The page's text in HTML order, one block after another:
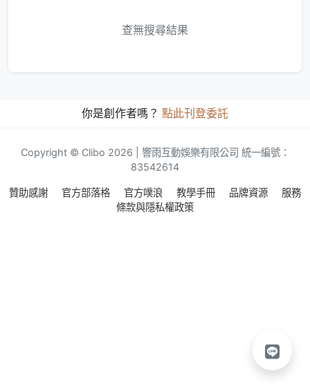
查無搜尋結果
你是創作者嗎？ 點此刊登委託
Copyright © Clibo 2026 | 響雨互動娛樂有限公司 統一編號：
83542614
贊助感謝 官方部落格 官方噗浪 教學手冊 品牌資源
服務
條款與隱私權政策